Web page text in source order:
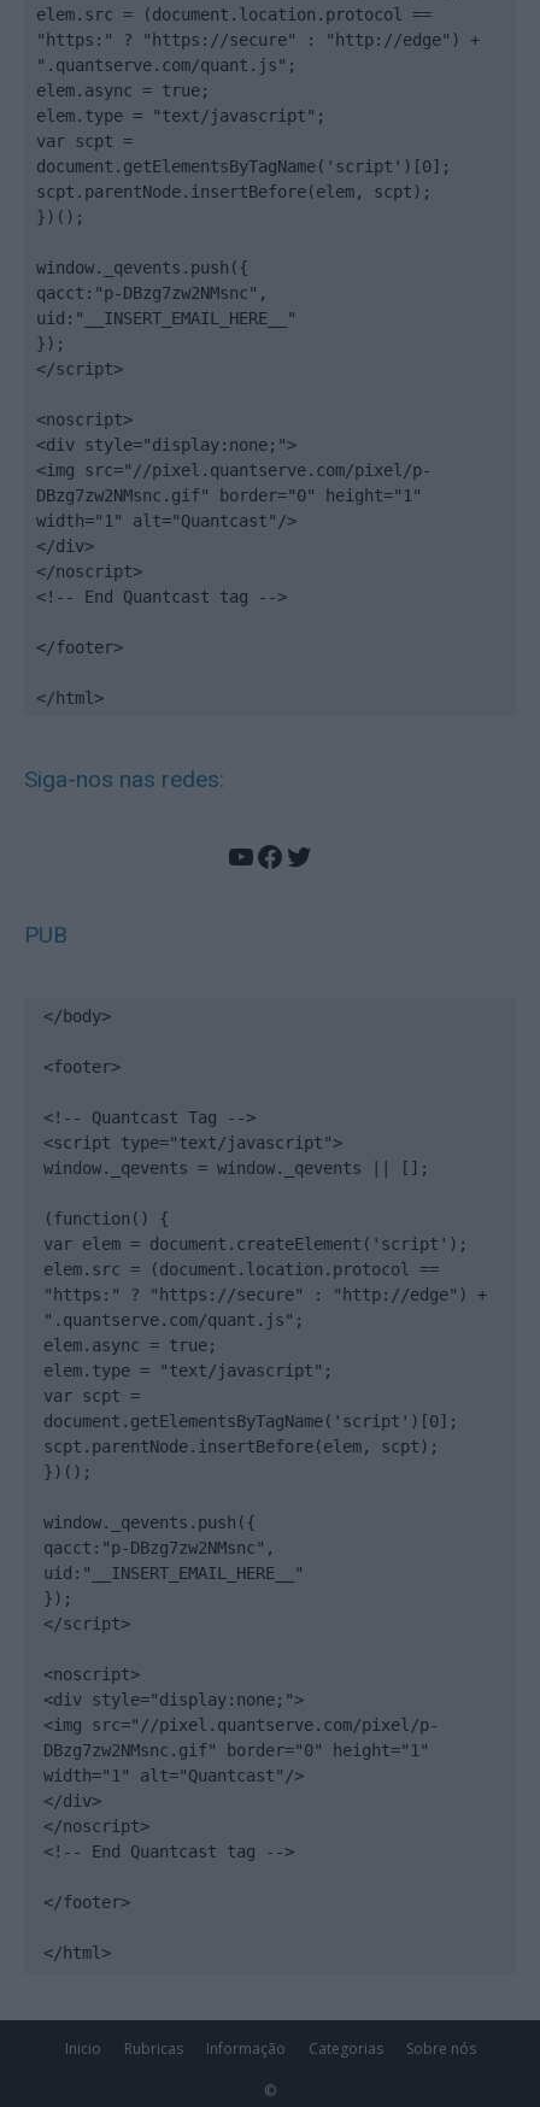
elem.src = (document.location.protocol ==
"https:" ? "https://secure" : "http://edge") +
".quantserve.com/quant.js";
elem.async = true;
elem.type = "text/javascript";
var scpt =
document.getElementsByTagName('script')[0];
scpt.parentNode.insertBefore(elem, scpt);
})();
window._qevents.push({
qacct:"p-DBzg7zw2NMsnc",
uid:"__INSERT_EMAIL_HERE__"
});
</script>
<noscript>
<div style="display:none;">
<img src="//pixel.quantserve.com/pixel/p-
DBzg7zw2NMsnc.gif" border="0" height="1"
width="1" alt="Quantcast"/>
</div>
</noscript>
<!-- End Quantcast tag -->
</footer>
</html>
Siga-nos nas redes:
YouTube
Facebook
Twitter
PUB
</body>
<footer>
<!-- Quantcast Tag -->
<script type="text/javascript">
window._qevents = window._qevents || [];
(function() {
var elem = document.createElement('script');
elem.src = (document.location.protocol ==
"https:" ? "https://secure" : "http://edge") +
".quantserve.com/quant.js";
elem.async = true;
elem.type = "text/javascript";
var scpt =
document.getElementsByTagName('script')[0];
scpt.parentNode.insertBefore(elem, scpt);
})();
window._qevents.push({
qacct:"p-DBzg7zw2NMsnc",
uid:"__INSERT_EMAIL_HERE__"
});
</script>
<noscript>
<div style="display:none;">
<img src="//pixel.quantserve.com/pixel/p-
DBzg7zw2NMsnc.gif" border="0" height="1"
width="1" alt="Quantcast"/>
</div>
</noscript>
<!-- End Quantcast tag -->
</footer>
</html>
Inicio Rubricas Informação Categorias Sobre nós
©